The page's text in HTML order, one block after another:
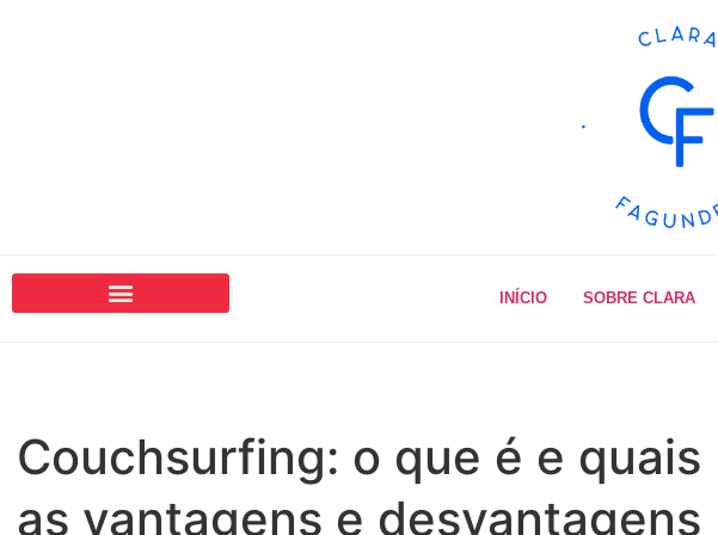
INÍCIO SOBRE CLARA
Couchsurfing: o que é e quais
as vantagens e desvantagens